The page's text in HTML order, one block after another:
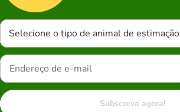
Selecione o tipo de animal de estimação
Subscreva agora!